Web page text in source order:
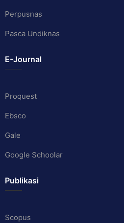
Perpusnas
Pasca Undiknas
E-Journal
Proquest
Ebsco
Gale
Google Schoolar
Publikasi
Scopus